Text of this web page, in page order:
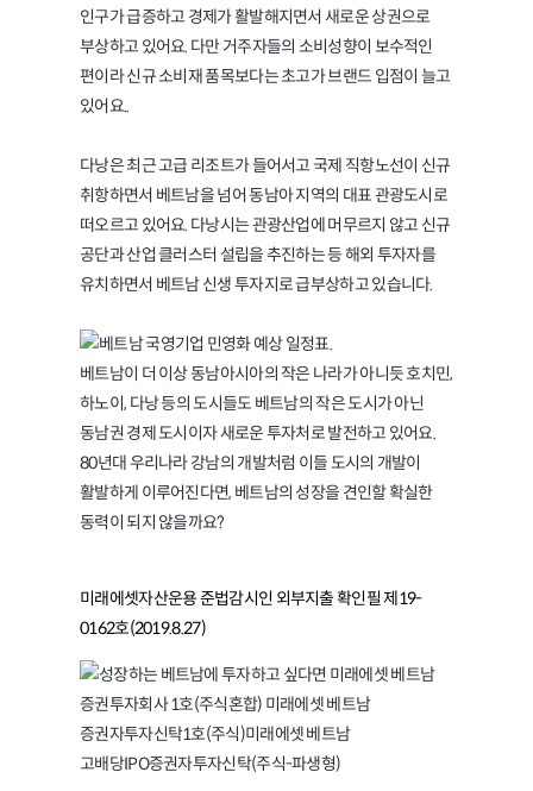
인구가 급증하고 경제가 활발해지면서 새로운 상권으로
부상하고 있어요. 다만 거주자들의 소비성향이 보수적인
편이라 신규 소비재 품목보다는 초고가 브랜드 입점이 늘고
있어요..
다낭은 최근 고급 리조트가 들어서고 국제 직항노선이 신규
취항하면서 베트남을 넘어 동남아 지역의 대표 관광도시로
떠오르고 있어요. 다낭시는 관광산업에 머무르지 않고 신규
공단과 산업 클러스터 설립을 추진하는 등 해외 투자자를
유치하면서 베트남 신생 투자지로 급부상하고 있습니다.
베트남이 더 이상 동남아시아의 작은 나라가 아니듯 호치민,
하노이, 다낭 등의 도시들도 베트남의 작은 도시가 아닌
동남권 경제 도시이자 새로운 투자처로 발전하고 있어요.
80년대 우리나라 강남의 개발처럼 이들 도시의 개발이
활발하게 이루어진다면, 베트남의 성장을 견인할 확실한
동력이 되지 않을까요?
미래에셋자산운용 준법감시인 외부지출 확인필 제19-
0162호(2019.8.27)